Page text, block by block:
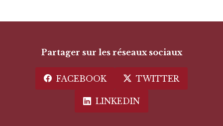
Partager sur les réseaux sociaux
FACEBOOK TWITTER
LINKEDIN